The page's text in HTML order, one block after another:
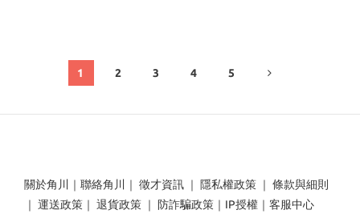
1 2 3 4 5
關於角川 ｜ 聯絡角川 ｜ 徵才資訊 ｜ 隱私權政策 ｜ 條款與細則
｜ 運送政策 ｜ 退貨政策 ｜ 防詐騙政策 ｜ IP授權 ｜ 客服中心